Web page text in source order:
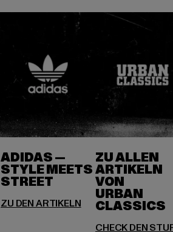
ADIDAS —
STYLE MEETS
ZU ALLEN
ARTIKELN
VON
URBAN